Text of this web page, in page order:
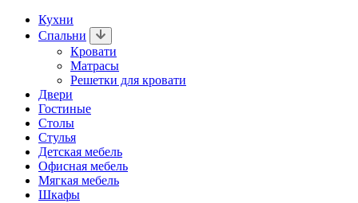
Кухни
Спальни
Кровати
Матрасы
Решетки для кровати
Двери
Гостиные
Столы
Стулья
Детская мебель
Офисная мебель
Мягкая мебель
Шкафы